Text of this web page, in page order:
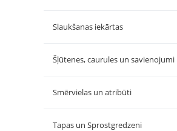
Slaukšanas iekārtas
Šļūtenes, caurules un savienojumi
Smērvielas un atribūti
Tapas un Sprostgredzeni